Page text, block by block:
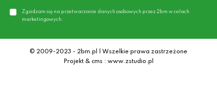
Zgadzam się na przetwarzanie danych osobowych przez 2bm w celach
marketingowych.
© 2009-2023 - 2bm.pl | Wszelkie prawa zastrzeżone
Projekt & cms : www.zstudio.pl